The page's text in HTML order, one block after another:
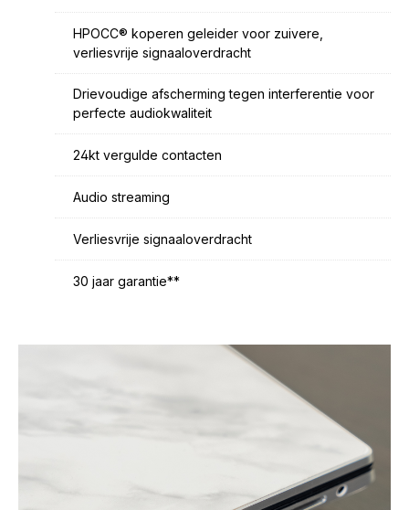
HPOCC® koperen geleider voor zuivere,
verliesvrije signaaloverdracht
Drievoudige afscherming tegen interferentie voor
perfecte audiokwaliteit
24kt vergulde contacten
Audio streaming
Verliesvrije signaaloverdracht
30 jaar garantie**